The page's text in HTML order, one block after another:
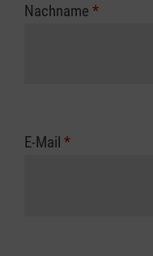
Nachname *
E-Mail *